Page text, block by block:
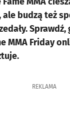
budzą też
MMA Friday
REKLAMA